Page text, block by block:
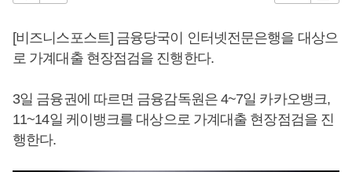
[비즈니스포스트] 금융당국이 인터넷전문은행을 대상으
로 가계대출 현장점검을 진행한다.
3일 금융권에 따르면 금융감독원은 4~7일 카카오뱅크,
11~14일 케이뱅크를 대상으로 가계대출 현장점검을 진
행한다.